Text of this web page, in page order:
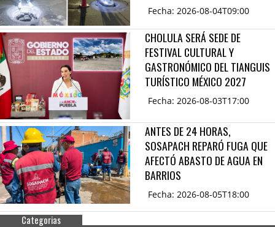
Fecha: 2026-08-04T09:00
CHOLULA SERÁ SEDE DE
FESTIVAL CULTURAL Y
GASTRONÓMICO DEL TIANGUIS
TURÍSTICO MÉXICO 2027
Fecha: 2026-08-03T17:00
ANTES DE 24 HORAS,
SOSAPACH REPARÓ FUGA QUE
AFECTÓ ABASTO DE AGUA EN
BARRIOS
Fecha: 2026-08-05T18:00
Categorias